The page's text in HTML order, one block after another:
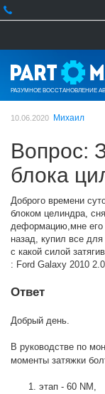
РАЗУМНОЕ ВОССТАНОВЛЕНИЕ
10.06.2020 Михаил
Вопрос:
блока
Доброго времени
блоком целиндра,
деформацию,мне его
назад, купил все
с какой силой
: Ford Galaxy 2010
Ответ
Добрый день.
В руководстве по
моменты затяжки
этап - 60 NM,